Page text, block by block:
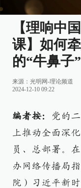
【理响中
课】如何
的“牛鼻子”
来源： 光明网-理论频道
2024-12-10 09:22
编者按：
党的
上推动全面深
员、总部署。
办网络传播局
院）习近平新